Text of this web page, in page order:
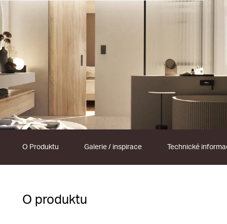
O Produktu Galerie / inspirace Technické
O produktu